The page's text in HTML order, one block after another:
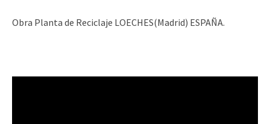
Obra Planta de Reciclaje LOECHES(Madrid) ESPAÑA.